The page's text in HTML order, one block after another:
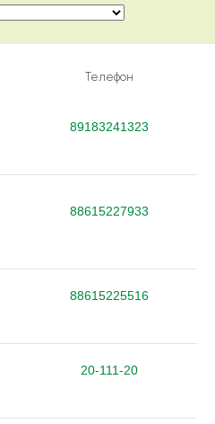
Телефон
89183241323
88615227933
88615225516
20-111-20